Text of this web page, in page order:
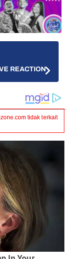
REACTION